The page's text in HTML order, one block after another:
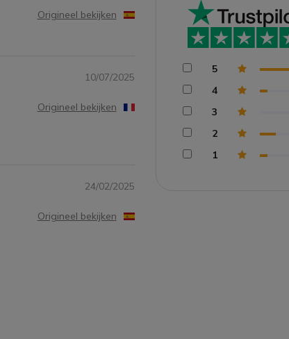
Origineel bekijken
10/07/2025
Origineel bekijken
24/02/2025
Origineel bekijken
5
4
3
2
1